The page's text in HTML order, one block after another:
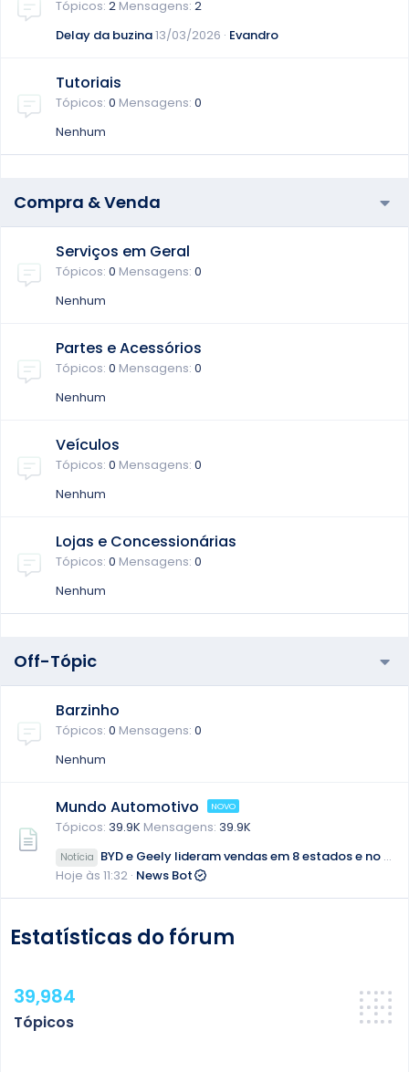
Tópicos 2 Mensagens 2
Delay da buzina13/03/2026 Evandro
Tutoriais
Tópicos 0 Mensagens 0
Nenhum
Compra & Venda
Serviços em Geral
Tópicos 0 Mensagens 0
Nenhum
Partes e Acessórios
Tópicos 0 Mensagens 0
Nenhum
Veículos
Tópicos 0 Mensagens 0
Nenhum
Lojas e Concessionárias
Tópicos 0 Mensagens 0
Nenhum
Off-Tópic
Barzinho
Tópicos 0 Mensagens 0
Nenhum
Mundo Automotivo
Tópicos 39.9K Mensagens 39.9K
Notícia BYD e Geely lideram vendas em 8 estados e no DF em julho
Hoje às 11:32 News Bot
Estatísticas do fórum
Tópicos
39,984